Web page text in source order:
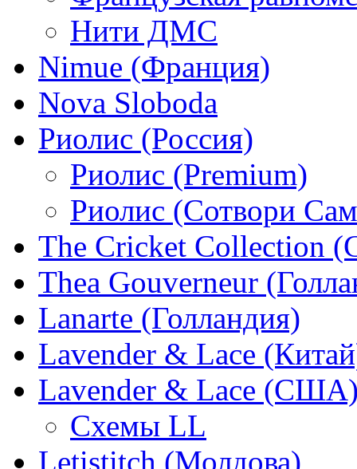
Нити ДМС
Nimue (Франция)
Nova Sloboda
Риолис (Россия)
Риолис (Premium)
Риолис (Сотвори
The Cricket Collection
Thea Gouverneur
Lanarte (Голландия)
Lavender & Lace
Lavender & Lace
Схемы LL
Letistitch (Молдова)